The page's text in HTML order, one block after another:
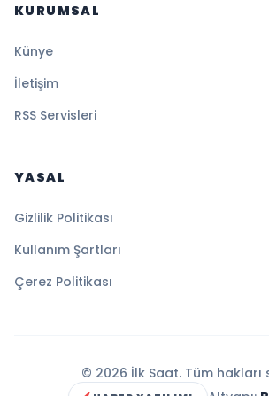
KURUMSAL
Künye
İletişim
RSS Servisleri
YASAL
Gizlilik Politikası
Kullanım Şartları
Çerez Politikası
© 2026 İlk Saat. Tüm hakları